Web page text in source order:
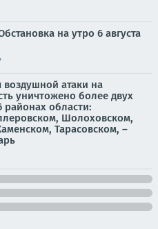
на утро 6 августа
атаки на
уничтожено более двух
районах области:
Шолоховском,
Тарасовском, –